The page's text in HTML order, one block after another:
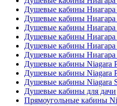
Душевые кабины Ниагара
Душевые кабины Ниагара
Душевые кабины Ниагара
Душевые кабины Ниагара
Душевые кабины Ниагара
Душевые кабины Ниагара
Душевые кабины Niagara
Душевые кабины Niagara
Душевые кабины Niagara
Душевые кабины для дачи
Прямоугольные кабины